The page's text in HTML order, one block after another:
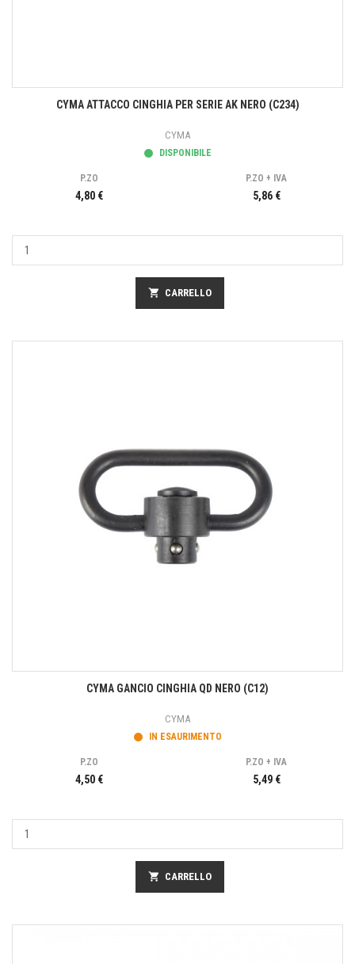
CYMA ATTACCO CINGHIA PER SERIE AK NERO (C234)
CYMA
DISPONIBILE
P.ZO
4,80 €
P.ZO + IVA
5,86 €
shopping_cart CARRELLO
CYMA GANCIO CINGHIA QD NERO (C12)
CYMA
IN ESAURIMENTO
P.ZO
4,50 €
P.ZO + IVA
5,49 €
shopping_cart CARRELLO